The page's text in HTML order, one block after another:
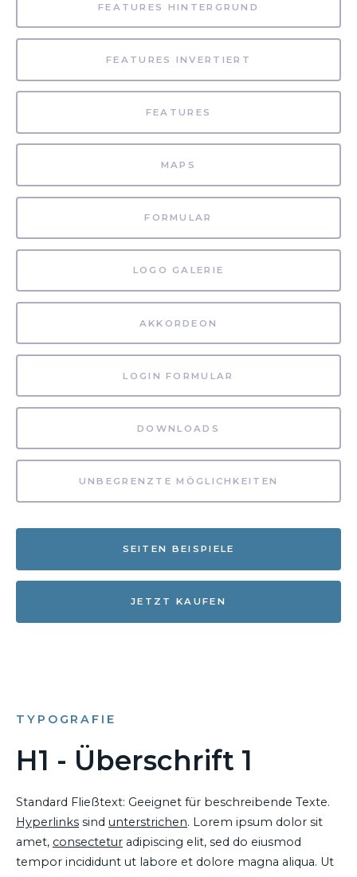
FEATURES HINTERGRUND
FEATURES INVERTIERT
FEATURES
MAPS
FORMULAR
LOGO GALERIE
AKKORDEON
LOGIN FORMULAR
DOWNLOADS
UNBEGRENZTE MÖGLICHKEITEN
SEITEN BEISPIELE
JETZT KAUFEN
TYPOGRAFIE
H1 - Überschrift 1
Standard Fließtext: Geeignet für beschreibende Texte.
Hyperlinks sind unterstrichen. Lorem ipsum dolor sit
amet, consectetur adipiscing elit, sed do eiusmod
tempor incididunt ut labore et dolore magna aliqua. Ut